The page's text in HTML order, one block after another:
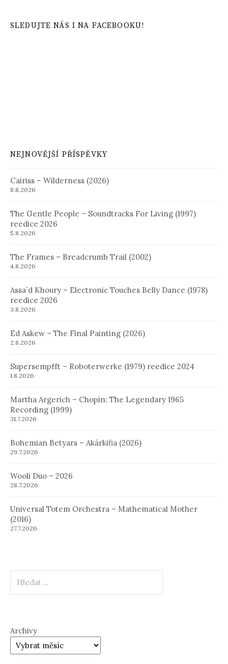
SLEDUJTE NÁS I NA FACEBOOKU!
NEJNOVĚJŠÍ PŘÍSPĚVKY
Cairiss – Wilderness (2026)
8.8.2026
The Gentle People – Soundtracks For Living (1997)
reedice 2026
5.8.2026
The Frames – Breadcrumb Trail (2002)
4.8.2026
Assa´d Khoury – Electronic Touches Belly Dance (1978)
reedice 2026
3.8.2026
Ed Askew – The Final Painting (2026)
2.8.2026
Supersempfft – Roboterwerke (1979) reedice 2024
1.8.2026
Martha Argerich – Chopin: The Legendary 1965
Recording (1999)
31.7.2026
Bohemian Betyars – Akárkifia (2026)
29.7.2026
Wooli Duo – 2026
28.7.2026
Universal Totem Orchestra – Mathematical Mother
(2016)
27.7.2026
Archivy